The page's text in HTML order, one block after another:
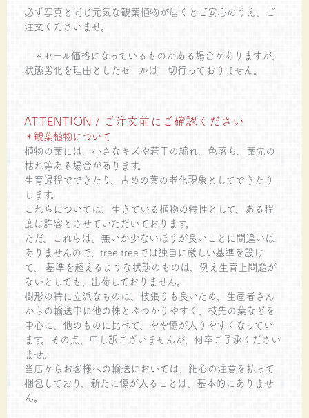
必ず写真と同じ元気な観葉植物が届くとご安心のうえ、ご
注文くださいませ。
＊セール価格になっているものがある場合がありますが、
状態劣化を理由としたセールは一切行っておりません。
ATTENTION / ご注文前にご確認ください
＊観葉植物について
植物の葉には、小さなキズや若干の縮れ、色落ち、葉先の
枯れ等ある場合があります。
生育過程でできたり、古めの葉の老化現象としてできたり
します。
これらについては、生きている植物の特性として、ある程
度は許容とさせていただいております。
ただ、これらは、無いか少ないほうが良いことに間違いは
ありませんので、tree treeでは独自に厳しい基準を設け
て、 基準を超えるような状態のものは、例え生育上問題が
ないとしても、出荷しておりません。
樹形の特に立派なものは、枝張りも良いため、生産者さん
からの輸送中に他の株とぶつかりやすく、枝先の葉などを
中心に、他のものに比べて、やや傷が入りやすくなってい
ます。その点、申し訳ございませんが、何卒ご了承ください
ませ。
当店からお客様への輸送においては、細心の注意を払って
梱包しており、新たに傷が入ることは、基本的にありませ
ん。